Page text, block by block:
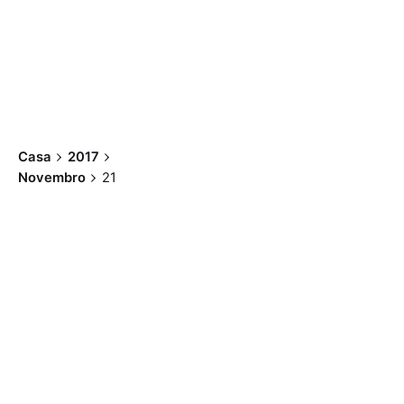
Casa
2017
Novembro
21